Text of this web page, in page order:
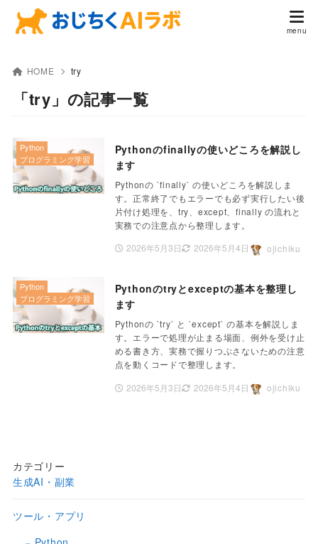
HOME try
「try」の記事一覧
Pythonのfinallyの使いどころを解説し
ます
Pythonの `finally` の使いどころを解説しま
す。正常終了でもエラーでも必ず実行したい後
片付け処理を、try、except、finally の流れと
実務での注意点から整理します。
2026年5月3日
2026年5月4日
Python
プログラミング学習
ojichiku
Pythonのtryとexceptの基本を整理し
ます
Pythonの `try` と `except` の基本を解説しま
す。エラーで処理が止まる場面、例外を受け止
める書き方、実務で握りつぶさないための注意
点を動くコードで整理します。
2026年5月3日
2026年5月4日
Python
プログラミング学習
ojichiku
カテゴリー
生成AI・副業
ツール・アプリ